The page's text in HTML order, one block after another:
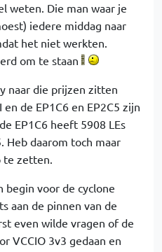
weten. Die man waar je
iedere middag naar
het niet werkten.
om te staan
naar die prijzen zitten
de EP1C6 en EP2C5 zijn
EP1C6 heeft 5908 LEs
Heb daarom toch maar
te zetten.
begin voor de cyclone
aan de pinnen van de
even wilde vragen of de
VCCIO 3v3 gedaan en